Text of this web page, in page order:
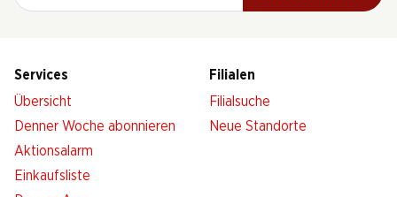
Services
Übersicht
Denner Woche abonnieren
Aktionsalarm
Einkaufsliste
Filialen
Filialsuche
Neue Standorte